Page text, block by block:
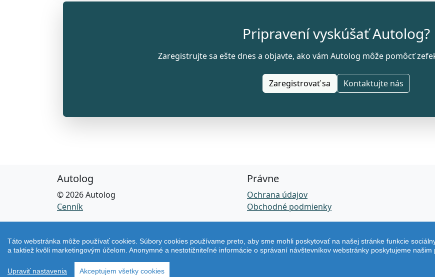
Pripravení vyskúšať Autolog?
Zaregistrujte sa ešte dnes a objavte, ako vám Autolog môže pomôcť
Zaregistrovať sa Kontaktujte nás
Autolog
© 2026 Autolog
Cenník
Právne
Ochrana údajov
Obchodné podmienky
Táto webstránka môže používať cookies. Súbory cookies používame preto, aby sme mohli poskytovať na našej stránke funkcie
a taktiež kvôli marketingovým účelom. Anonymné a nestotižniteľné informácie o správaní návštevníkov webstránky poskytujeme našim
Upraviť nastavenia Akceptujem všetky cookies